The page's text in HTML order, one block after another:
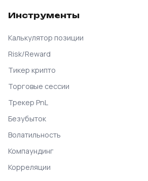
Инструменты
Калькулятор позиции
Risk/Reward
Тикер крипто
Торговые сессии
Трекер PnL
Безубыток
Волатильность
Компаундинг
Корреляции